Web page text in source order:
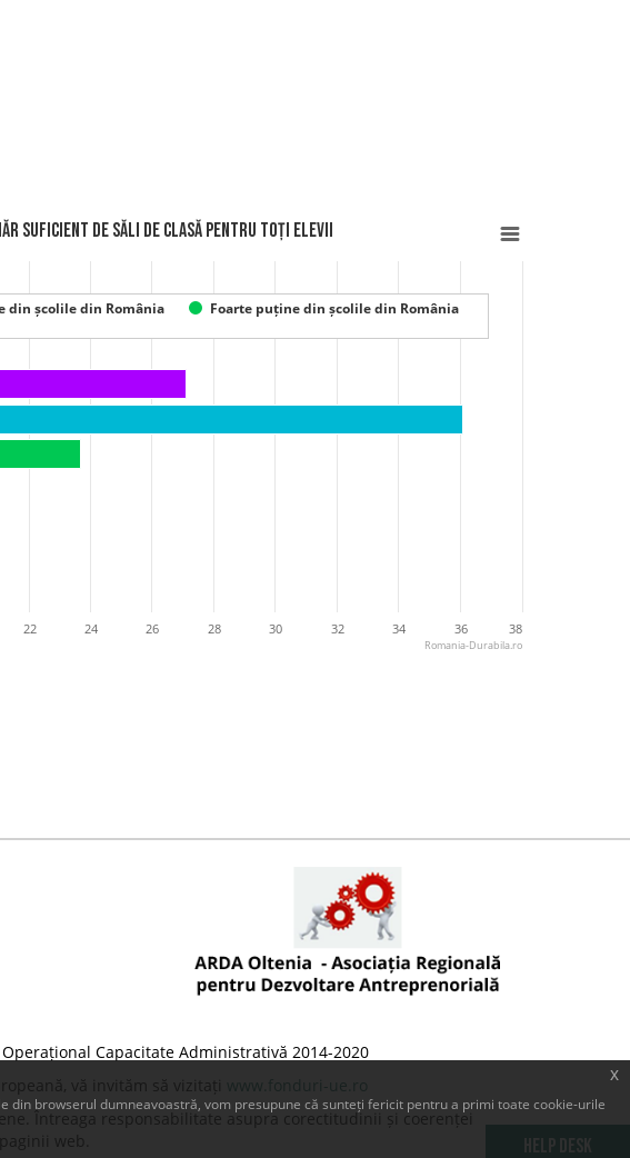
suficient de săli de clasă pentru toți elevii
din școlile din România
Foarte puține din școlile din România
22 24 26 28 30 32 34 36 38
Romania-Durabila.ro
Capacitate Administrativă 2014-2020
vă invităm să vizitați
www.fonduri-ue.ro
Întreaga responsabilitate asupra corectitudinii și coerenței
web.
Help Desk
browserul dumneavoastră, vom presupune că sunteți fericit pentru a primi toate cookie-urile
x